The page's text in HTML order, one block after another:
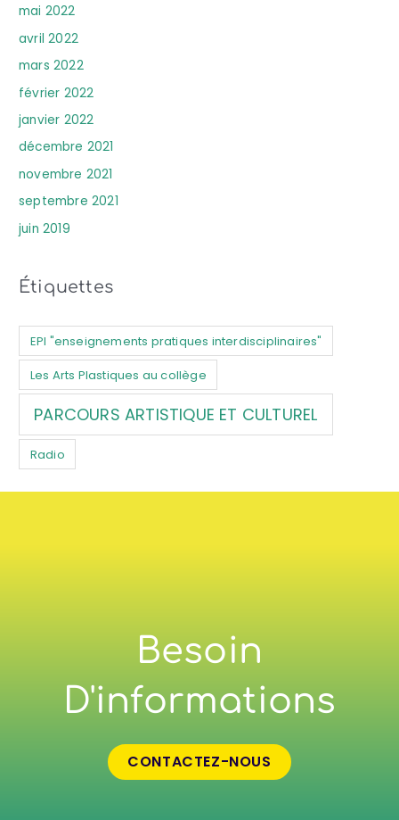
mai 2022
avril 2022
mars 2022
février 2022
janvier 2022
décembre 2021
novembre 2021
septembre 2021
juin 2019
Étiquettes
EPI "enseignements pratiques interdisciplinaires"
Les Arts Plastiques au collège
PARCOURS ARTISTIQUE ET CULTUREL
Radio
Besoin
D'informations
CONTACTEZ-NOUS